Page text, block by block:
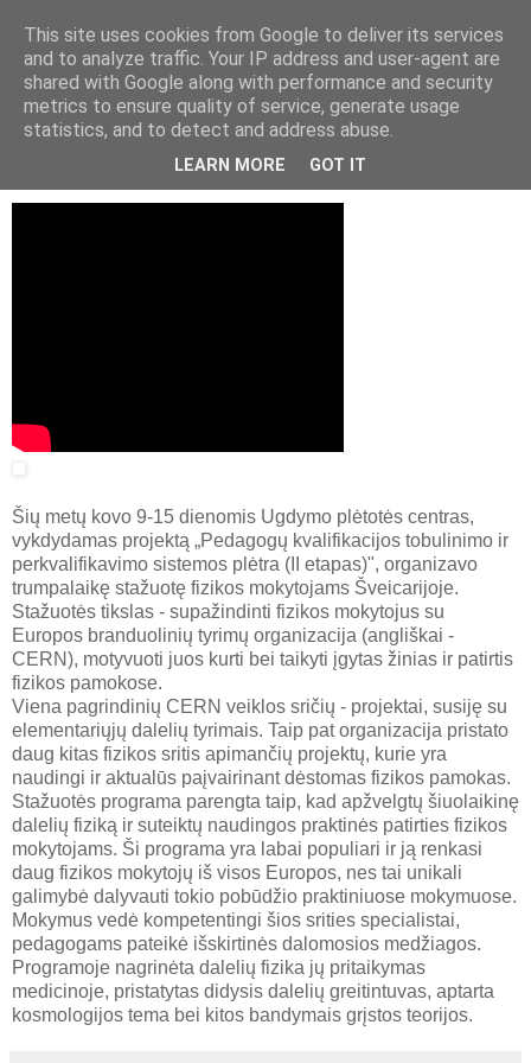
2014 m. spalio 29 d., trečiadienis
Fizikos mokytojų stažuotė Šveicarijoje
Šių metų kovo 9-15 dienomis Ugdymo plėtotės centras,
vykdydamas projektą „Pedagogų kvalifikacijos tobulinimo ir
perkvalifikavimo sistemos plėtra (II etapas)", organizavo
trumpalaikę stažuotę fizikos mokytojams Šveicarijoje.
Stažuotės tikslas - supažindinti fizikos mokytojus su
Europos branduolinių tyrimų organizacija (angliškai -
CERN), motyvuoti juos kurti bei taikyti įgytas žinias ir patirtis
fizikos pamokose.
Viena pagrindinių CERN veiklos sričių - projektai, susiję su
elementariųjų dalelių tyrimais. Taip pat organizacija pristato
daug kitas fizikos sritis apimančių projektų, kurie yra
naudingi ir aktualūs paįvairinant dėstomas fizikos pamokas.
Stažuotės programa parengta taip, kad apžvelgtų šiuolaikinę
dalelių fiziką ir suteiktų naudingos praktinės patirties fizikos
mokytojams. Ši programa yra labai populiari ir ją renkasi
daug fizikos mokytojų iš visos Europos, nes tai unikali
galimybė dalyvauti tokio pobūdžio praktiniuose mokymuose.
Mokymus vedė kompetentingi šios srities specialistai,
pedagogams pateikė išskirtinės dalomosios medžiagos.
Programoje nagrinėta dalelių fizika jų pritaikymas
medicinoje, pristatytas didysis dalelių greitintuvas, aptarta
kosmologijos tema bei kitos bandymais grįstos teorijos.
This site uses cookies from Google to deliver its services
and to analyze traffic. Your IP address and user-agent are
shared with Google along with performance and security
metrics to ensure quality of service, generate usage
statistics, and to detect and address abuse.
LEARN MORE GOT IT